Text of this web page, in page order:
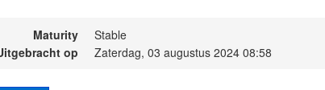
Maturity
Stable
op
Zaterdag, 03 augustus 2024 08:58